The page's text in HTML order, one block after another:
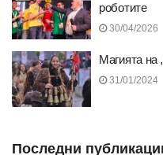
роботите
30/04/2026
Магията
31/01/2024
Последни